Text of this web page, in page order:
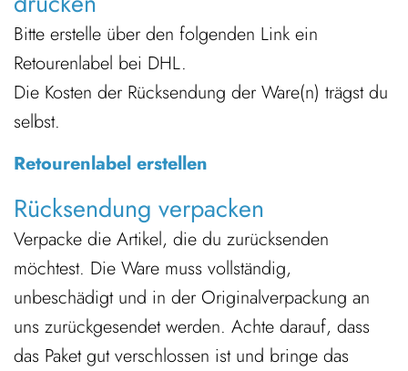
Bitte erstelle über den folgenden Link ein
Retourenlabel bei DHL.
Die Kosten der Rücksendung der Ware(n) trägst du
selbst.
Retourenlabel erstellen
Rücksendung verpacken
Verpacke die Artikel, die du zurücksenden
möchtest. Die Ware muss vollständig,
unbeschädigt und in der Originalverpackung an
uns zurückgesendet werden. Achte darauf, dass
das Paket gut verschlossen ist und bringe das